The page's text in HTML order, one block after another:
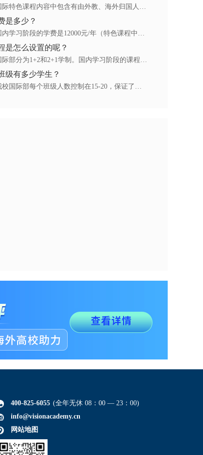
答：您好，国际特色课程内容中包含有由外教、海外归国人才、大学教授、艺术家、优秀企业家等主持的讲座、互动、研讨、实践交流等。
是多少？
答：您好，国内学习阶段的学费是12000元/年（特色课程中外教及涉外等部分所产生费用，按实际发生成本核算另行收取），海外学习阶段的费用按照所就读海外院校当年所公布的收费标准，实际收取，详细情况欢迎致电咨询
是怎么设置的呢？
答：您好，国际部分为1+2和2+1学制。国内学习阶段的课程主要由基础课程和特色课程组成，打好学术基础的同时，巩固英语基础，为海外学习奠定基础。
级有多少学生？
答：您好，我校国际部每个班级人数控制在15-20，保证了老师与学生进行有效的交流与互动，使每一个学生有可能得到更多、更优质的教育资源和更多被关注的机会。
400-825-6055 (全年无休 08：00 — 23：00)
info@visionacademy.cn
网站地图